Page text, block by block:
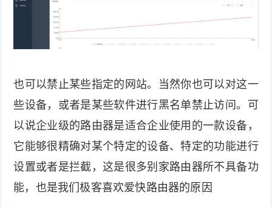
也可以禁止某些指定的网站。当然你也可以对这一
些设备，或者是某些软件进行黑名单禁止访问。可
以说企业级的路由器是适合企业使用的一款设备，
它能够很精确对某个特定的设备、特定的功能进行
设置或者是拦截，这是很多别家路由器所不具备功
能，也是我们极客喜欢爱快路由器的原因